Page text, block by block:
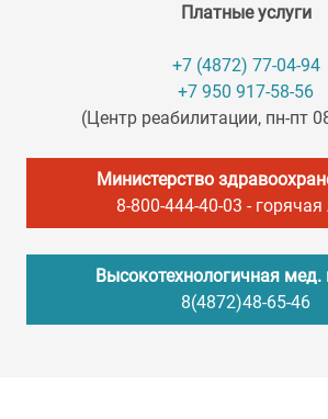
Платные услуги
+7 (4872) 77-04-94
+7 950 917-58-56
(Центр реабилитации, пн-пт
Министерство
8-800-444-40-03 - горячая
Высокотехнологичная
8(4872)48-65-46